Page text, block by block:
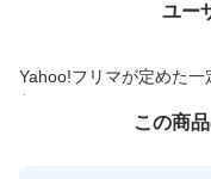
ユー
Yahoo!フリマが定めた
付与しています
価格の相談
この商
この商品をみている